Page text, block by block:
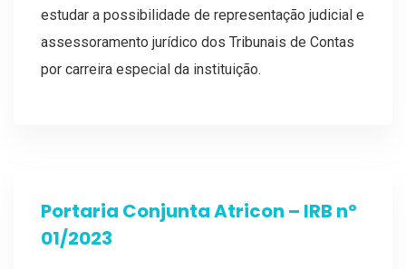
estudar a possibilidade de representação judicial e
assessoramento jurídico dos Tribunais de Contas
por carreira especial da instituição.
Portaria Conjunta Atricon – IRB nº
01/2023